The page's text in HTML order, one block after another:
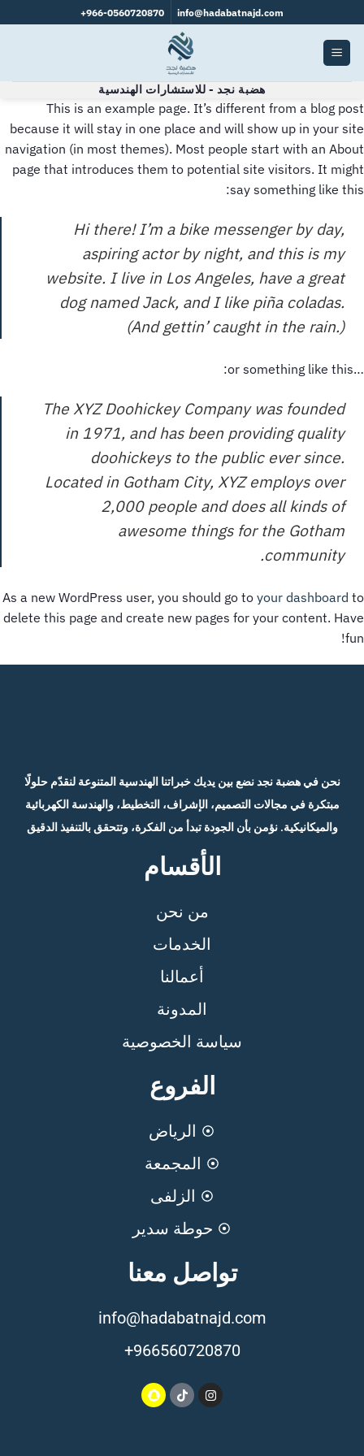
info@hadabatnajd.com
966-0560720870+
هضبة نجد - للاستشارات الهندسية
This is an example page. It’s different from a blog post
because it will stay in one place and will show up in your site
navigation (in most themes). Most people start with an About
page that introduces them to potential site visitors. It might
say something like this:
Hi there! I’m a bike messenger by day,
aspiring actor by night, and this is my
website. I live in Los Angeles, have a great
dog named Jack, and I like piña coladas.
(And gettin’ caught in the rain.)
…or something like this:
The XYZ Doohickey Company was founded
in 1971, and has been providing quality
doohickeys to the public ever since.
Located in Gotham City, XYZ employs over
2,000 people and does all kinds of
awesome things for the Gotham
community.
As a new WordPress user, you should go to your dashboard to
delete this page and create new pages for your content. Have
fun!
نحن في هضبة نجد نضع بين يديك خبراتنا الهندسية المتنوعة لنقدّم حلولًا
مبتكرة في مجالات التصميم، الإشراف، التخطيط، والهندسة الكهربائية
والميكانيكية. نؤمن بأن الجودة تبدأ من الفكرة، وتتحقق بالتنفيذ الدقيق
الأقسام
من نحن
الخدمات
أعمالنا
المدونة
سياسة الخصوصية
الفروع
الرياض
المجمعة
الزلفى
حوطة سدير
تواصل معنا
info@hadabatnajd.com
966560720870+